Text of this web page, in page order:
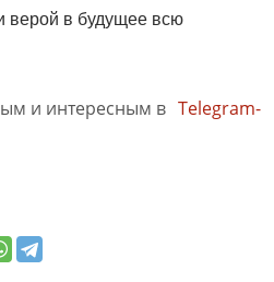
верой в будущее всю
и интересным в Telegram-